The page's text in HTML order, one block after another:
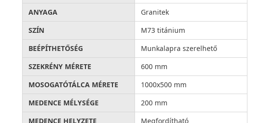
ANYAGA
Granitek
SZÍN
M73 titánium
BEÉPÍTHETŐSÉG
Munkalapra szerelhető
SZEKRÉNY MÉRETE
600 mm
MOSOGATÓTÁLCA MÉRETE
1000x500 mm
MEDENCE MÉLYSÉGE
200 mm
MEDENCE HELYZETE
Megfordítható